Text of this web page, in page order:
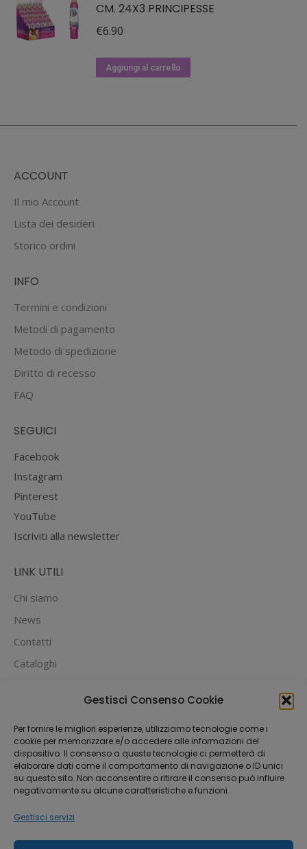
Gestisci Consenso Cookie
Per fornire le migliori esperienze, utilizziamo tecnologie come i
cookie per memorizzare e/o accedere alle informazioni del
dispositivo. Il consenso a queste tecnologie ci permetterà di
elaborare dati come il comportamento di navigazione o ID unici
su questo sito. Non acconsentire o ritirare il consenso può influire
negativamente su alcune caratteristiche e funzioni.
Gestisci servizi
CM. 24X3 PRINCIPESSE
€6.90
Aggiungi al carrello
ACCOUNT
Il mio Account
Lista dei desideri
Storico ordini
INFO
Termini e condizioni
Metodi di pagamento
Metodo di spedizione
Diritto di recesso
FAQ
SEGUICI
Facebook
Instagram
Pinterest
YouTube
Iscriviti alla newsletter
LINK UTILI
Chi siamo
News
Contatti
Cataloghi
PUOI PAGARE CON: